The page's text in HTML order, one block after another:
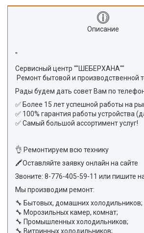
Описание
"
Сервисный центр ""ШЕБЕРХАНА""
Ремонт бытовой и производственной
Рады будем дать совет Вам по
✅ Более 15 лет успешной работы на
✅ 100% гарантия работы устройства
✅ Самый большой ассортимент услуг!
👌 Ремонтируем всю технику
🖍Оставляйте заявку онлайн на сайте
Звоните: 8-776-405-59-11 или пишите
Мы производим ремонт:
🔧 Бытовых, домашних холодильников;
🔧 Морозильных камер, комнат;
🔧 Промышленных холодильников;
🔧 Витринных холодильников;